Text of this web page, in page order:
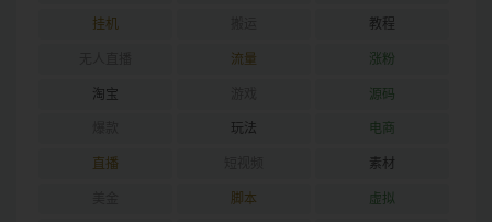
挂机 教程
流量 涨粉
淘宝 源码
玩法 电商
直播 素材
脚本 虚拟